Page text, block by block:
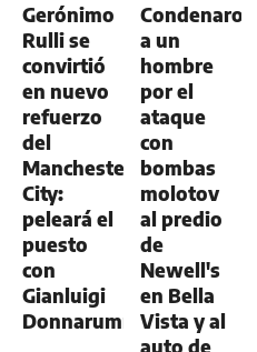
Gerónimo
Rulli se
convirtió
en nuevo
refuerzo
del
Manchester
City:
peleará el
puesto
con
Gianluigi
Donnarumma
Condenaron
a un
hombre
por el
ataque
con
bombas
molotov
al predio
de
Newell's
en Bella
Vista y al
auto de